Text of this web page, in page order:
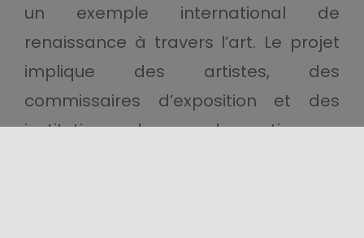
un exemple international de
renaissance à travers l’art. Le projet
implique des artistes, des
commissaires d’exposition et des
institutions du monde entier, en